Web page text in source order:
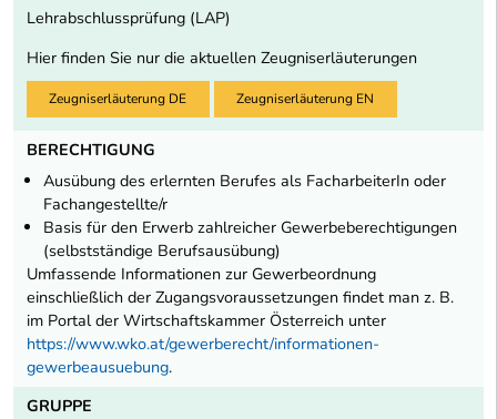
Lehrabschlussprüfung (LAP)
Hier finden Sie nur die aktuellen Zeugniserläuterungen
Zeugniserläuterung DE Zeugniserläuterung EN
BERECHTIGUNG
Ausübung des erlernten Berufes als FacharbeiterIn oder
Fachangestellte/r
Basis für den Erwerb zahlreicher Gewerbeberechtigungen
(selbstständige Berufsausübung)
Umfassende Informationen zur Gewerbeordnung
einschließlich der Zugangsvoraussetzungen findet man z. B.
im Portal der Wirtschaftskammer Österreich unter
https://www.wko.at/gewerberecht/informationen-
gewerbeausuebung.
GRUPPE